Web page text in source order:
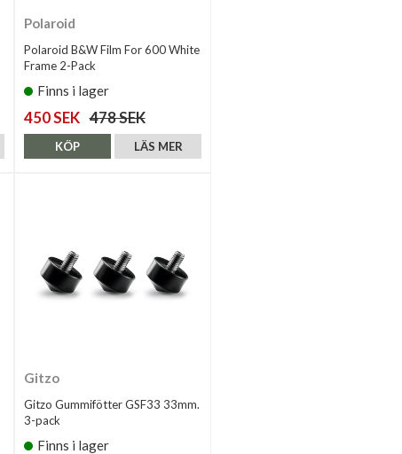
Polaroid
Polaroid B&W Film For 600 White
Frame 2-Pack
Finns i lager
450 SEK 478 SEK
LÄS MER
KÖP
Gitzo
Gitzo Gummifötter GSF33 33mm.
3-pack
Finns i lager